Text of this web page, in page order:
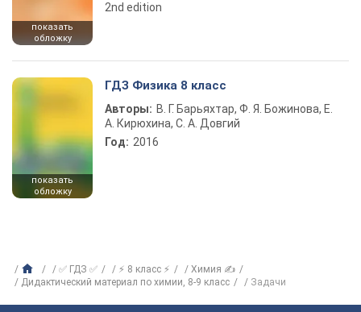
показать
обложку
2nd edition
показать
обложку
ГДЗ Физика 8 класс
Авторы: В. Г. Барьяхтар, Ф. Я. Божинова, Е.
А. Кирюхина, С. А. Довгий
Год: 2016
✅ ГДЗ ✅ ⚡ 8 класс ⚡
Химия ✍
Дидактический материал по химии, 8-9 класс
Задачи